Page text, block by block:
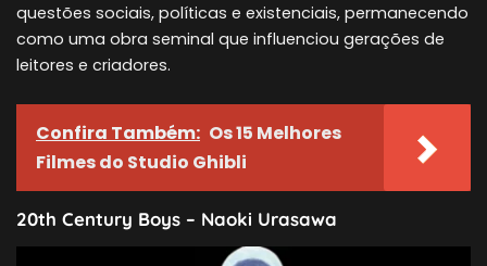
questões sociais, políticas e existenciais, permanecendo
como uma obra seminal que influenciou gerações de
leitores e criadores.
Confira Também: Os 15 Melhores
Filmes do Studio Ghibli
20th Century Boys – Naoki Urasawa